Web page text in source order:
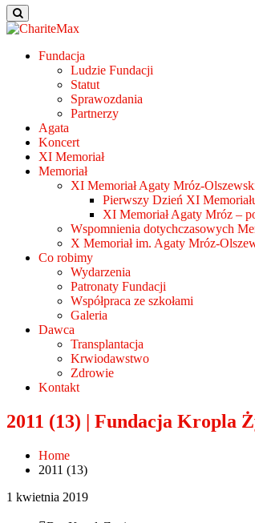
Fundacja
Ludzie Fundacji
Statut
Sprawozdania
Partnerzy
Agata
Koncert
XI Memoriał
Memoriał
XI Memoriał Agaty Mróz-
Pierwszy Dzień XI
XI Memoriał Agaty Mróz –
Wspomnienia dotychczasowych
X Memoriał im. Agaty Mróz-
Co robimy
Wydarzenia
Patronaty Fundacji
Współpraca ze szkołami
Galeria
Dawca
Transplantacja
Krwiodawstwo
Zdrowie
Kontakt
2011 (13) | Fundacja Kropla
Home
2011 (13)
1 kwietnia 2019